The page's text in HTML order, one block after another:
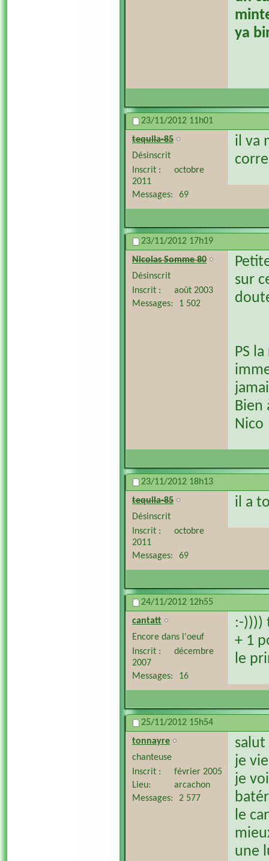
ya
23/11/2012 11h01
tequila-85
Désinscrit
Inscrit
octobre
2011
Messages
69
il va
23/11/2012 17h19
Nicolas Somme 80
Désinscrit
Inscrit
août 2003
Messages
1 502
sur
PS
Bien
Nico
23/11/2012 18h13
tequila-85
Désinscrit
Inscrit
octobre
2011
Messages
69
il a
24/11/2012 12h55
cantatt
Encore dans l'oeuf
Inscrit
décembre
2007
Messages
16
:-))))
+ 1
le
25/11/2012 15h54
tonnayre
chanteuse
Inscrit
février 2005
Lieu
arcachon
Messages
2 577
salut
je
je
le
une